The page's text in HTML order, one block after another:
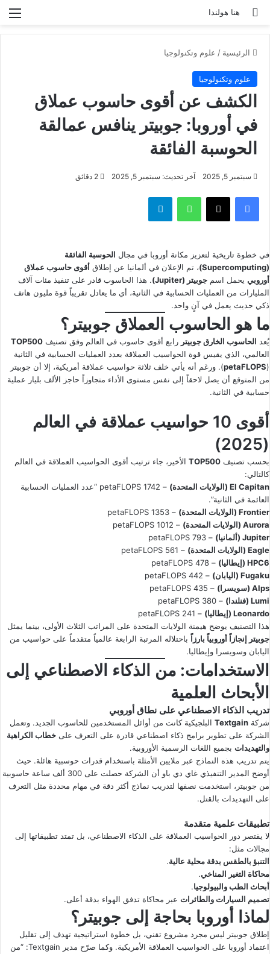
هنا هولندا
بحث عن
الرئيسية / علوم وتكنولوجيا
علوم وتكنولوجيا
الكشف عن أقوى حاسوب عملاق
في أوروبا: جوبيتر ينافس عمالقة
الحوسبة الفائقة
سبتمبر 5, 2025 آخر تحديث: سبتمبر 5, 2025
فيسبوك ‫X واتساب تيلقرام
في خطوة تاريخية لتعزيز مكانة أوروبا في مجال الحوسبة الفائقة
(Supercomputing)
، تم الإعلان في ألمانيا عن إطلاق أقوى حاسوب عملاق
أوروبي يحمل اسم جوبيتر (Jupiter)
. هذا الحاسوب قادر على تنفيذ مئات آلاف
المليارات من العمليات الحسابية في الثانية، أي ما يعادل تقريباً قوة مليون هاتف
ذكي حديث يعمل في آنٍ واحد.
ما هو الحاسوب العملاق جوبيتر؟
يُعد الحاسوب الخارق جوبيتر رابع أقوى حاسوب في العالم وفق تصنيف TOP500
العالمي، الذي يقيس قوة الحواسيب العملاقة بعدد العمليات الحسابية في الثانية
(
petaFLOPS). ورغم أنه يأتي خلف ثلاثة حواسيب عملاقة أمريكية، إلا أن جوبيتر
من المتوقع أن يصل لاحقاً إلى نفس مستوى الأداء متجاوزاً حاجز الألف بليار عملية
حسابية في الثانية.
أقوى 10 حواسيب عملاقة في العالم
(2025)
بحسب تصنيف TOP500 الأخير، جاء ترتيب أقوى الحواسيب العملاقة في العالم
كالتالي:
El Capitan (الولايات المتحدة)
– 1742 petaFLOPS “عدد العمليات الحسابية
العائمة في الثانية”.
Frontier (الولايات المتحدة)
– 1353 petaFLOPS
Aurora (الولايات المتحدة)
– 1012 petaFLOPS
Jupiter (ألمانيا)
– 793 petaFLOPS
Eagle (الولايات المتحدة)
– 561 petaFLOPS
HPC6 (إيطاليا)
– 478 petaFLOPS
Fugaku (اليابان)
– 442 petaFLOPS
Alps (سويسرا)
– 435 petaFLOPS
Lumi (فنلندا)
– 380 petaFLOPS
Leonardo (إيطاليا)
– 241 petaFLOPS
هذا التصنيف يوضح هيمنة الولايات المتحدة على المراتب الثلاث الأولى، بينما يمثل
جوبيتر إنجازاً أوروبياً بارزاً باحتلاله المرتبة الرابعة عالمياً متقدماً على حواسيب من
اليابان وسويسرا وإيطاليا.
الاستخدامات: من الذكاء الاصطناعي إلى
الأبحاث العلمية
تدريب الذكاء الاصطناعي على نطاق أوروبي
شركة Textgain البلجيكية كانت من أوائل المستخدمين للحاسوب الجديد. وتعمل
الشركة على تطوير برامج ذكاء اصطناعي قادرة على التعرف على خطاب الكراهية
والتهديدات بجميع اللغات الرسمية الأوروبية.
يتم تدريب هذه النماذج عبر ملايين الأمثلة باستخدام قدرات حوسبية هائلة. حيث
أوضح المدير التنفيذي غاي دي باو أن الشركة حصلت على 300 ألف ساعة حاسوبية
من جوبيتر، استخدمت نصفها لتدريب نماذج أكثر دقة في مهام محددة مثل التعرف
على التهديدات بالقتل.
تطبيقات علمية متقدمة
لا يقتصر دور الحواسيب العملاقة على الذكاء الاصطناعي، بل تمتد تطبيقاتها إلى
مجالات مثل:
التنبؤ بالطقس بدقة محلية عالية.
محاكاة التغير المناخي.
أبحاث الطب والبيولوجيا.
تصميم السيارات والطائرات عبر محاكاة تدفق الهواء بدقة أعلى.
لماذا أوروبا بحاجة إلى جوبيتر؟
إطلاق جوبيتر ليس مجرد مشروع تقني، بل خطوة استراتيجية تهدف إلى تقليل
اعتماد أوروبا على الحواسيب العملاقة الأمريكية. وكما صرّح مدير Textgain: “من